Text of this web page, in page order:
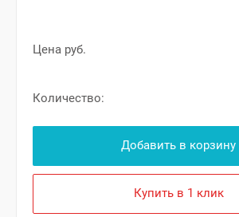
Цена руб.
Количество:
Добавить в корзину
Купить в 1 клик